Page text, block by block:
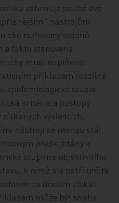
zahrnuje pouhé dvě
nástrojům
rozhovory vedené
a takto stanovená
musí naplňovat
příkladem rozdílné
epidemiologické studie,
kritéria a postupy
výsledcích.
nástroji se mohou stát
předkládány k
stupnice objektivního
k nimž ale patří určitá
za účelem získat
může být snaha